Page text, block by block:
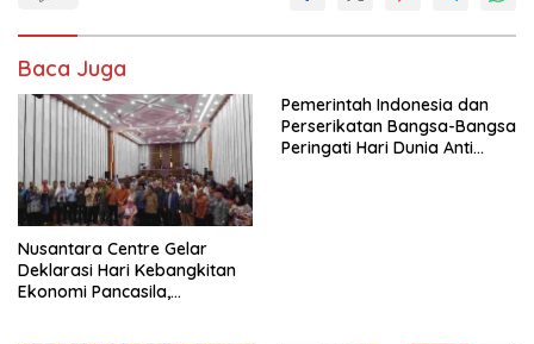
Baca Juga
Nusantara Centre Gelar
Deklarasi Hari Kebangkitan
Ekonomi Pancasila,
Pemerintah Indonesia dan
Perserikatan Bangsa-Bangsa
Peringati Hari Dunia Anti